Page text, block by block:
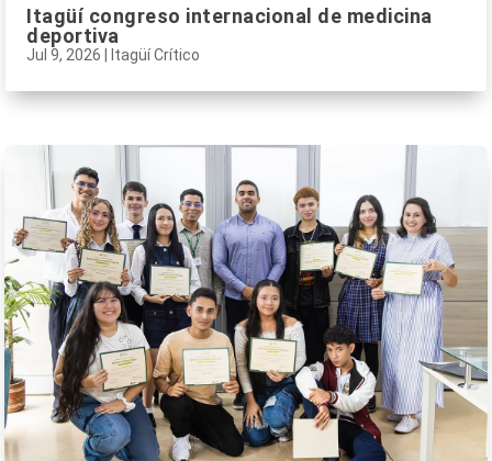
Itagüí congreso internacional de medicina
deportiva
Jul 9, 2026 Itagüí Crítico